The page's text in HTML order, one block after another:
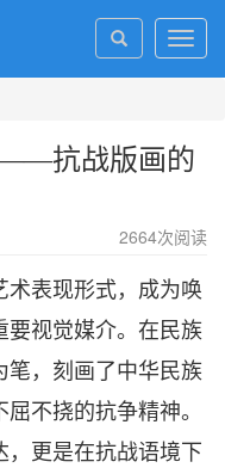
——抗战版画的
2664次阅读
表现形式，成为唤
视觉媒介。在民族
，刻画了中华民族
不挠的抗争精神。
更是在抗战语境下